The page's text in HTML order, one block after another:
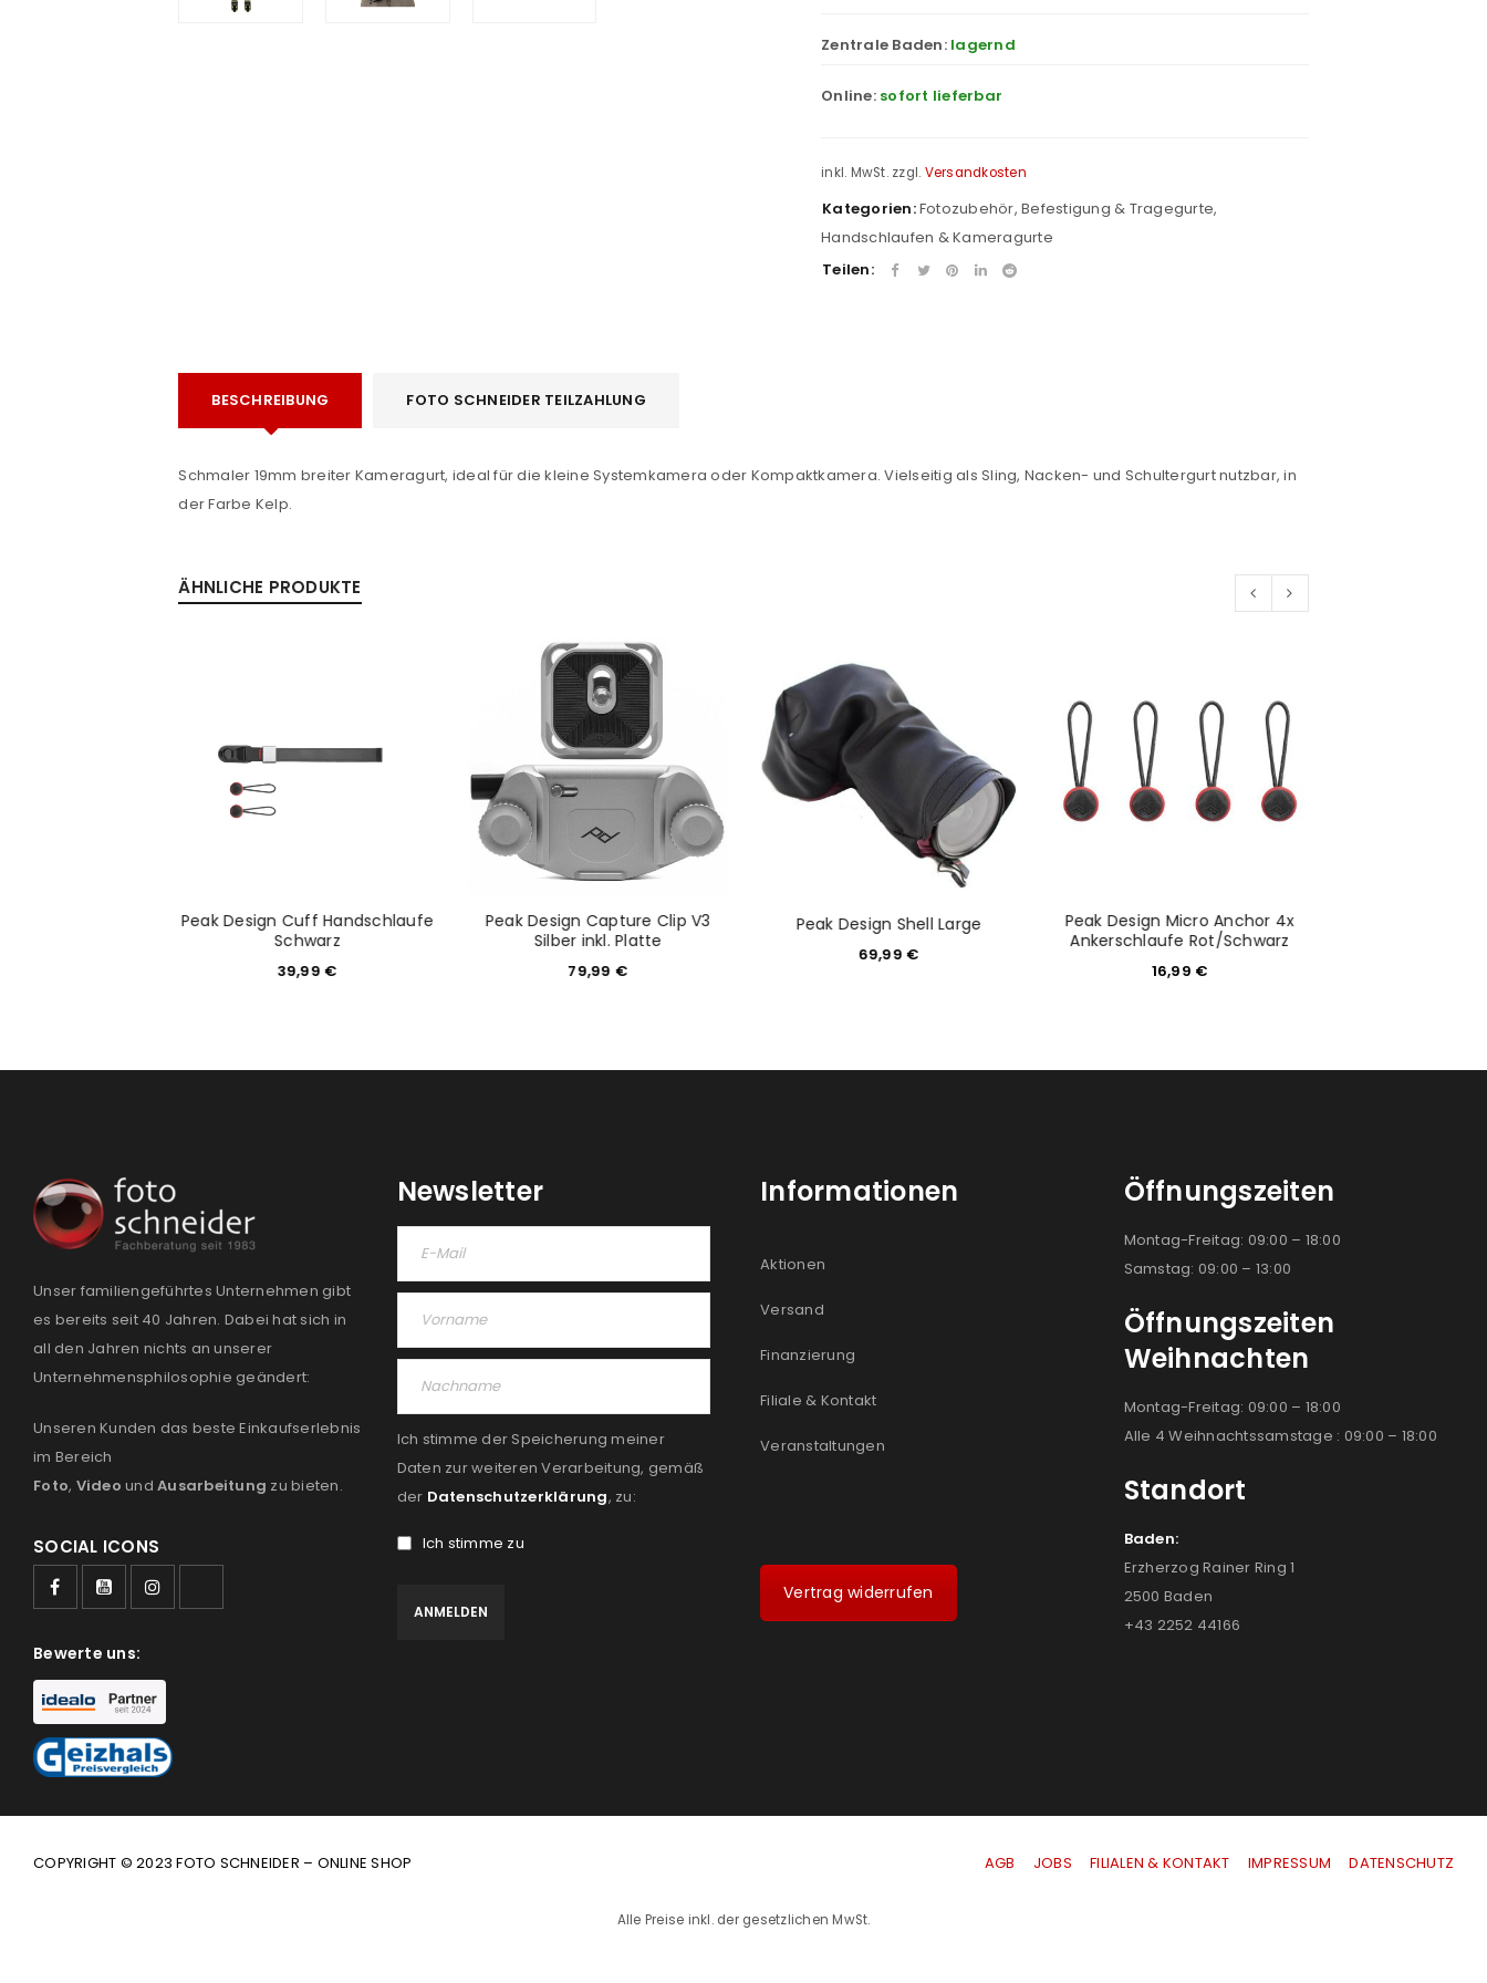
Passwort*
Anmeldeformular geschützt durch
Ein Link zum Erstellen eines neuen Passworts wird an deine E-
Ja, ich möchte ein Kundenkonto eröffnen und akzeptiere die
Datenschutzerklärung. *
REGISTRIEREN
Zentrale Baden: lagernd
Online: sofort lieferbar
inkl. MwSt. zzgl. Versandkosten
Kategorien:Fotozubehör, Befestigung & Tragegurte,
Handschlaufen & Kameragurte
Teilen:
BESCHREIBUNG FOTO SCHNEIDER TEILZAHLUNG
Schmaler 19mm breiter Kameragurt, ideal für die kleine Systemkamera oder Kompaktkamera. Vielseitig als Sling, Nacken- und Schultergurt nutzbar, in
der Farbe Kelp.
ÄHNLICHE PRODUKTE
Peak Design Cuff Handschlaufe
Schwarz
39,99 €
Peak Design Capture Clip V3
Silber inkl. Platte
79,99 €
Peak Design Shell Large
69,99€
Peak Design Micro Anchor 4x
Ankerschlaufe Rot/Schwarz
16,99 €
Unser familiengeführtes Unternehmen gibt
es bereits seit 40 Jahren. Dabei hat sich in
all den Jahren nichts an unserer
Unternehmensphilosophie geändert:
Unseren Kunden das beste Einkaufserlebnis
im Bereich
Foto, Video und Ausarbeitung zu bieten.
SOCIAL ICONS
Bewerte uns:
Newsletter
Ich stimme der Speicherung meiner
Daten zur weiteren Verarbeitung, gemäß
der Datenschutzerklärung, zu:
Ich stimme zu
Informationen
Aktionen
Versand
Finanzierung
Filiale & Kontakt
Veranstaltungen
Vertrag widerrufen
Öffnungszeiten
Montag-Freitag: 09:00 – 18:00
Samstag: 09:00 – 13:00
Öffnungszeiten
Weihnachten
Montag-Freitag: 09:00 – 18:00
Alle 4 Weihnachtssamstage : 09:00 – 18:00
Standort
Baden:
Erzherzog Rainer Ring 1
2500 Baden
+43 2252 44166
COPYRIGHT © 2023 FOTO SCHNEIDER – ONLINE SHOP AGB JOBS FILIALEN & KONTAKT IMPRESSUM |DATENSCHUTZ
Alle Preise inkl. der gesetzlichen MwSt.